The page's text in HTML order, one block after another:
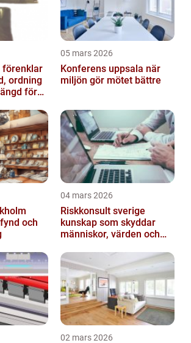
förenklar
för
05 mars 2026
Konferens uppsala när
miljön gör mötet bättre
och
04 mars 2026
Riskkonsult sverige
kunskap som skyddar
människor, värden och
02 mars 2026